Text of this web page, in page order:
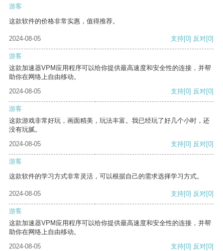
游客
这款软件的价格非常实惠，值得推荐。
2024-08-05 支持[0] 反对[0]
游客
这款加速器VPM应用程序可以给你提供最高速度和安全性的连接，并帮
助你在网络上自由移动。
2024-08-05
支持[0] 反对[0]
游客
这款游戏非常好玩，画面精美，玩法丰富。我已经玩了好几个小时，还
没有玩腻。
2024-08-05
支持[0] 反对[0]
游客
这款软件的学习方式非常灵活，可以根据自己的需求选择学习方式。
2024-08-05 支持[0] 反对[0]
游客
这款加速器VPM应用程序可以给你提供最高速度和安全性的连接，并帮
助你在网络上自由移动。
2024-08-05
支持[0] 反对[0]